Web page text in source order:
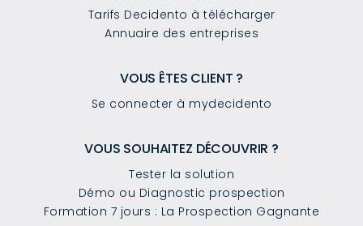
Tarifs Decidento à télécharger
Annuaire des entreprises
VOUS ÊTES CLIENT ?
Se connecter à mydecidento
VOUS SOUHAITEZ DÉCOUVRIR ?
Tester la solution
Démo ou Diagnostic prospection
Formation 7 jours : La Prospection Gagnante